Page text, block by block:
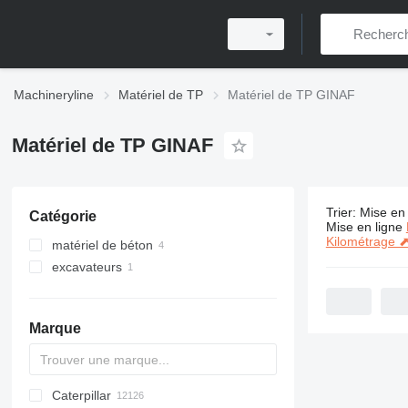
Machineryline Matériel de TP Matériel de TP GINAF
Matériel de TP GINAF
Catégorie
matériel de béton
camions malaxeurs
excavateurs
Marque
Titan
AL
SP
AX
X-Series
AFW
HD
FlexiROC
1304
400 - series
BC
BG
BB
553
GSH
Leonardo
AHK
K-series
CK
3.5
B-series
450
Caterpillar
5
Trier: Mise
Mise en ligne
Kilométrage ⬈